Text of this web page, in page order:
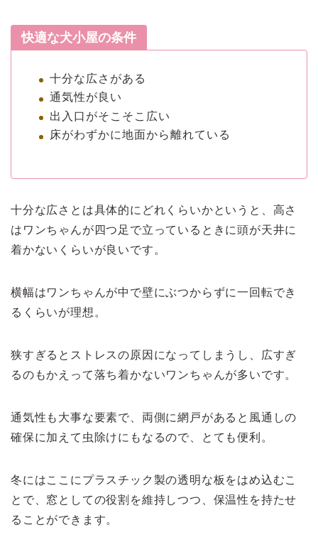
快適な犬小屋の条件
十分な広さがある
通気性が良い
出入口がそこそこ広い
床がわずかに地面から離れている
十分な広さとは具体的にどれくらいかというと、高さ
はワンちゃんが四つ足で立っているときに頭が天井に
着かないくらいが良いです。
横幅はワンちゃんが中で壁にぶつからずに一回転でき
るくらいが理想。
狭すぎるとストレスの原因になってしまうし、広すぎ
るのもかえって落ち着かないワンちゃんが多いです。
通気性も大事な要素で、両側に網戸があると風通しの
確保に加えて虫除けにもなるので、とても便利。
冬にはここにプラスチック製の透明な板をはめ込むこ
とで、窓としての役割を維持しつつ、保温性を持たせ
ることができます。